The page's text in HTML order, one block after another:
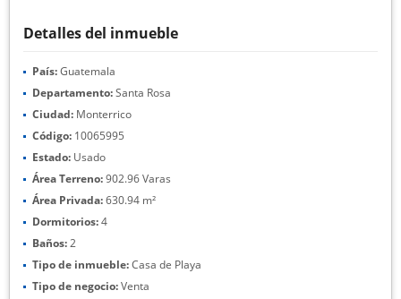
Detalles del inmueble
País:Guatemala
Departamento:Santa Rosa
Ciudad: Monterrico
Código: 10065995
Estado: Usado
Área Terreno:902.96 Varas
Área Privada:630.94 m²
Dormitorios:4
Baños:2
Tipo de inmueble:Casa de Playa
Tipo de negocio:Venta